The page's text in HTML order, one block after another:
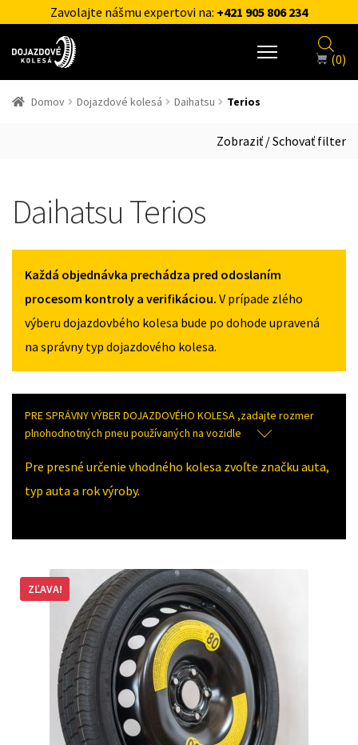
Zavolajte nášmu expertovi na: +421 905 806 234
(0)
Domov Dojazdové kolesá Daihatsu Terios
Zobraziť / Schovať filter
Daihatsu Terios
Každá objednávka prechádza pred odoslaním
procesom kontroly a verifikáciou. V prípade zlého
výberu dojazdovbého kolesa bude po dohode upravená
na správny typ dojazdového kolesa.
PRE SPRÁVNY VÝBER DOJAZDOVÉHO KOLESA ,zadajte rozmer
plnohodnotných pneu používaných na vozidle
Pre presné určenie vhodného kolesa zvoľte značku auta,
typ auta a rok výroby.
ZĽAVA!